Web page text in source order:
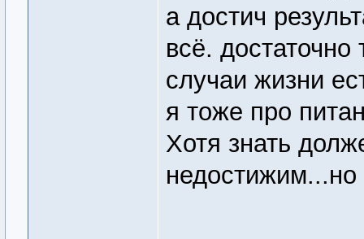
а достич
всё.
случаи жизни
я тоже про
Хотя знать